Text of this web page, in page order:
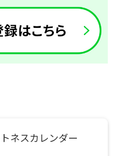
ネスカレンダー
the
top
page.
However,
automatic